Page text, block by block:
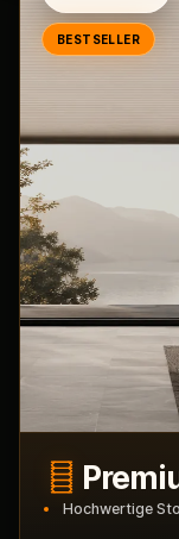
BESTSELLER
Hochwertige